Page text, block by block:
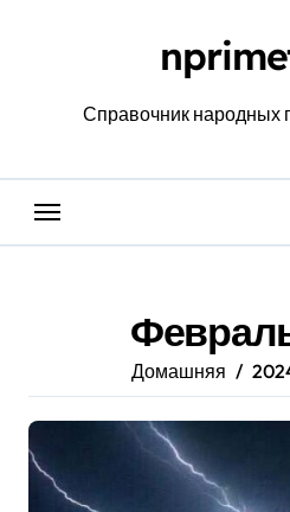
Справочник народных
Домашняя